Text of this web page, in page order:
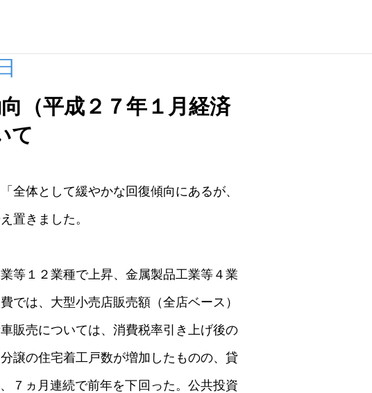
（平成２７年１月経済
て
体として緩やかな回復傾向にあるが、
置きました。
等１２業種で上昇、金属製品工業等４業
では、大型小売店販売額（全店ベース）
販売については、消費税率引き上げ後の
譲の住宅着工戸数が増加したものの、貸
７ヵ月連続で前年を下回った。公共投資